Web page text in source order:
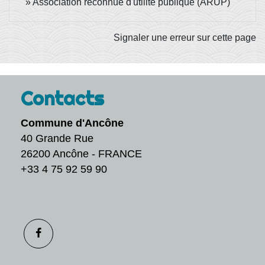
Association reconnue d'utilité publique (ARUP)
Signaler une erreur sur cette page
Contacts
Commune d'Ancône
40 Grande Rue
26200 Ancône - FRANCE
+33 4 75 92 59 90